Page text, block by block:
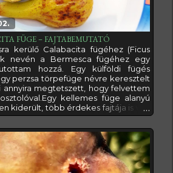
FÜGE – FAJTABEMUTATÓ
kerülő Calabacita fügéhez (Ficus
nevén a Bermesca fügéhez egy
hozzá. Egy külföldi fügés
perzsa törpefüge névre keresztelt
annyira megtetszett, hogy felvettem
kellemes füge alanyú
kiderült, több érdekes fajtája is van
így összeállítottam egy listtát
LSU Tiger, Perzsa törpe és a
tőle egy-két dugványt fajtánként.